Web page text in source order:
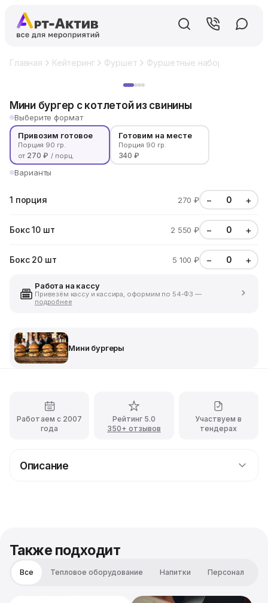
Главная Кейтеринг Фуршет Фуршетные наборы
Мини бургер с котлетой из свинины
Выберите формат
Привозим готовое
Порция 90 гр.
от 270 ₽ / порц.
Готовим на месте
Порция 90 гр.
340 ₽
Варианты
1 порция 270 ₽ − +
Бокс 10 шт 2 550 ₽ − +
Бокс 20 шт 5 100 ₽ − +
Работа на кассу
Привезём кассу и кассира, оформим по 54-ФЗ —
подробнее
Мини бургеры
Работаем с 2007
года
Рейтинг 5.0
350+ отзывов
Участвуем в
тендерах
Описание
точно будут по нраву приглашенным. Порция 90 гр.
Также подходит
Все Тепловое оборудование Напитки Персонал